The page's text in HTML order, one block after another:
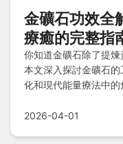
金礦石功效全
療癒的完整指
你知道金礦石除了提
本文深入探討金礦石
化和現代能量療法中
2026-04-01